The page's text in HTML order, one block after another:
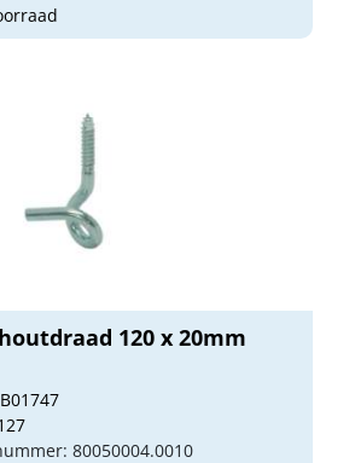
120 x 20mm
80050004.0010